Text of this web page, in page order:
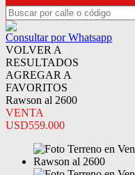
Consultar por Whatsapp
VOLVER A
RESULTADOS
AGREGAR A
FAVORITOS
Rawson al 2600
VENTA
USD559.000